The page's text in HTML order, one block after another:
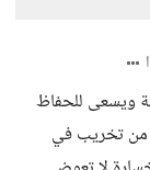
ويسعى للحفاظ
من تخريب في